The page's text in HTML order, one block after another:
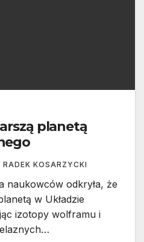
planetą
RADEK KOSARZYCKI
naukowców odkryła, że
w Układzie
izotopy wolframu i